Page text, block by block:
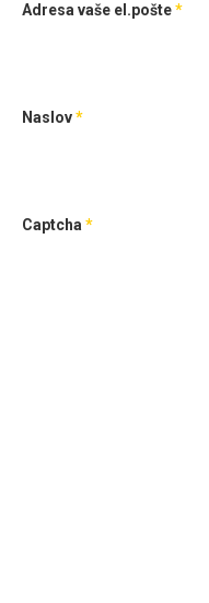
Adresa vaše el.pošte*
Naslov*
Captcha *